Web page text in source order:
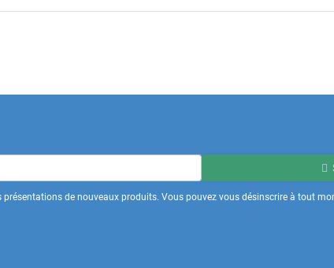
de nouveaux produits. Vous pouvez vous désinscrire à tout